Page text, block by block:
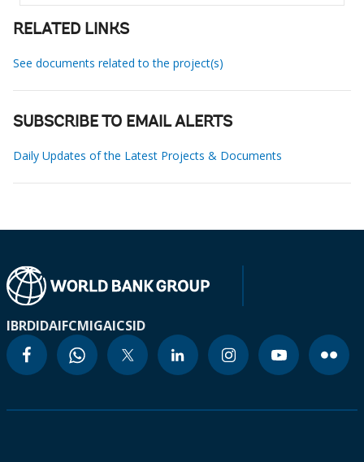
RELATED LINKS
See documents related to the project(s)
SUBSCRIBE TO EMAIL ALERTS
Daily Updates of the Latest Projects & Documents
IBRDIDAIFCMIGAICSID